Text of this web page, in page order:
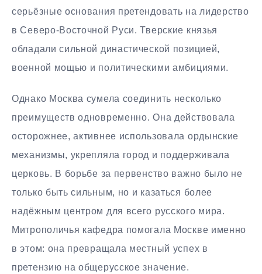
серьёзные основания претендовать на лидерство
в Северо-Восточной Руси. Тверские князья
обладали сильной династической позицией,
военной мощью и политическими амбициями.
Однако Москва сумела соединить несколько
преимуществ одновременно. Она действовала
осторожнее, активнее использовала ордынские
механизмы, укрепляла город и поддерживала
церковь. В борьбе за первенство важно было не
только быть сильным, но и казаться более
надёжным центром для всего русского мира.
Митрополичья кафедра помогала Москве именно
в этом: она превращала местный успех в
претензию на общерусское значение.